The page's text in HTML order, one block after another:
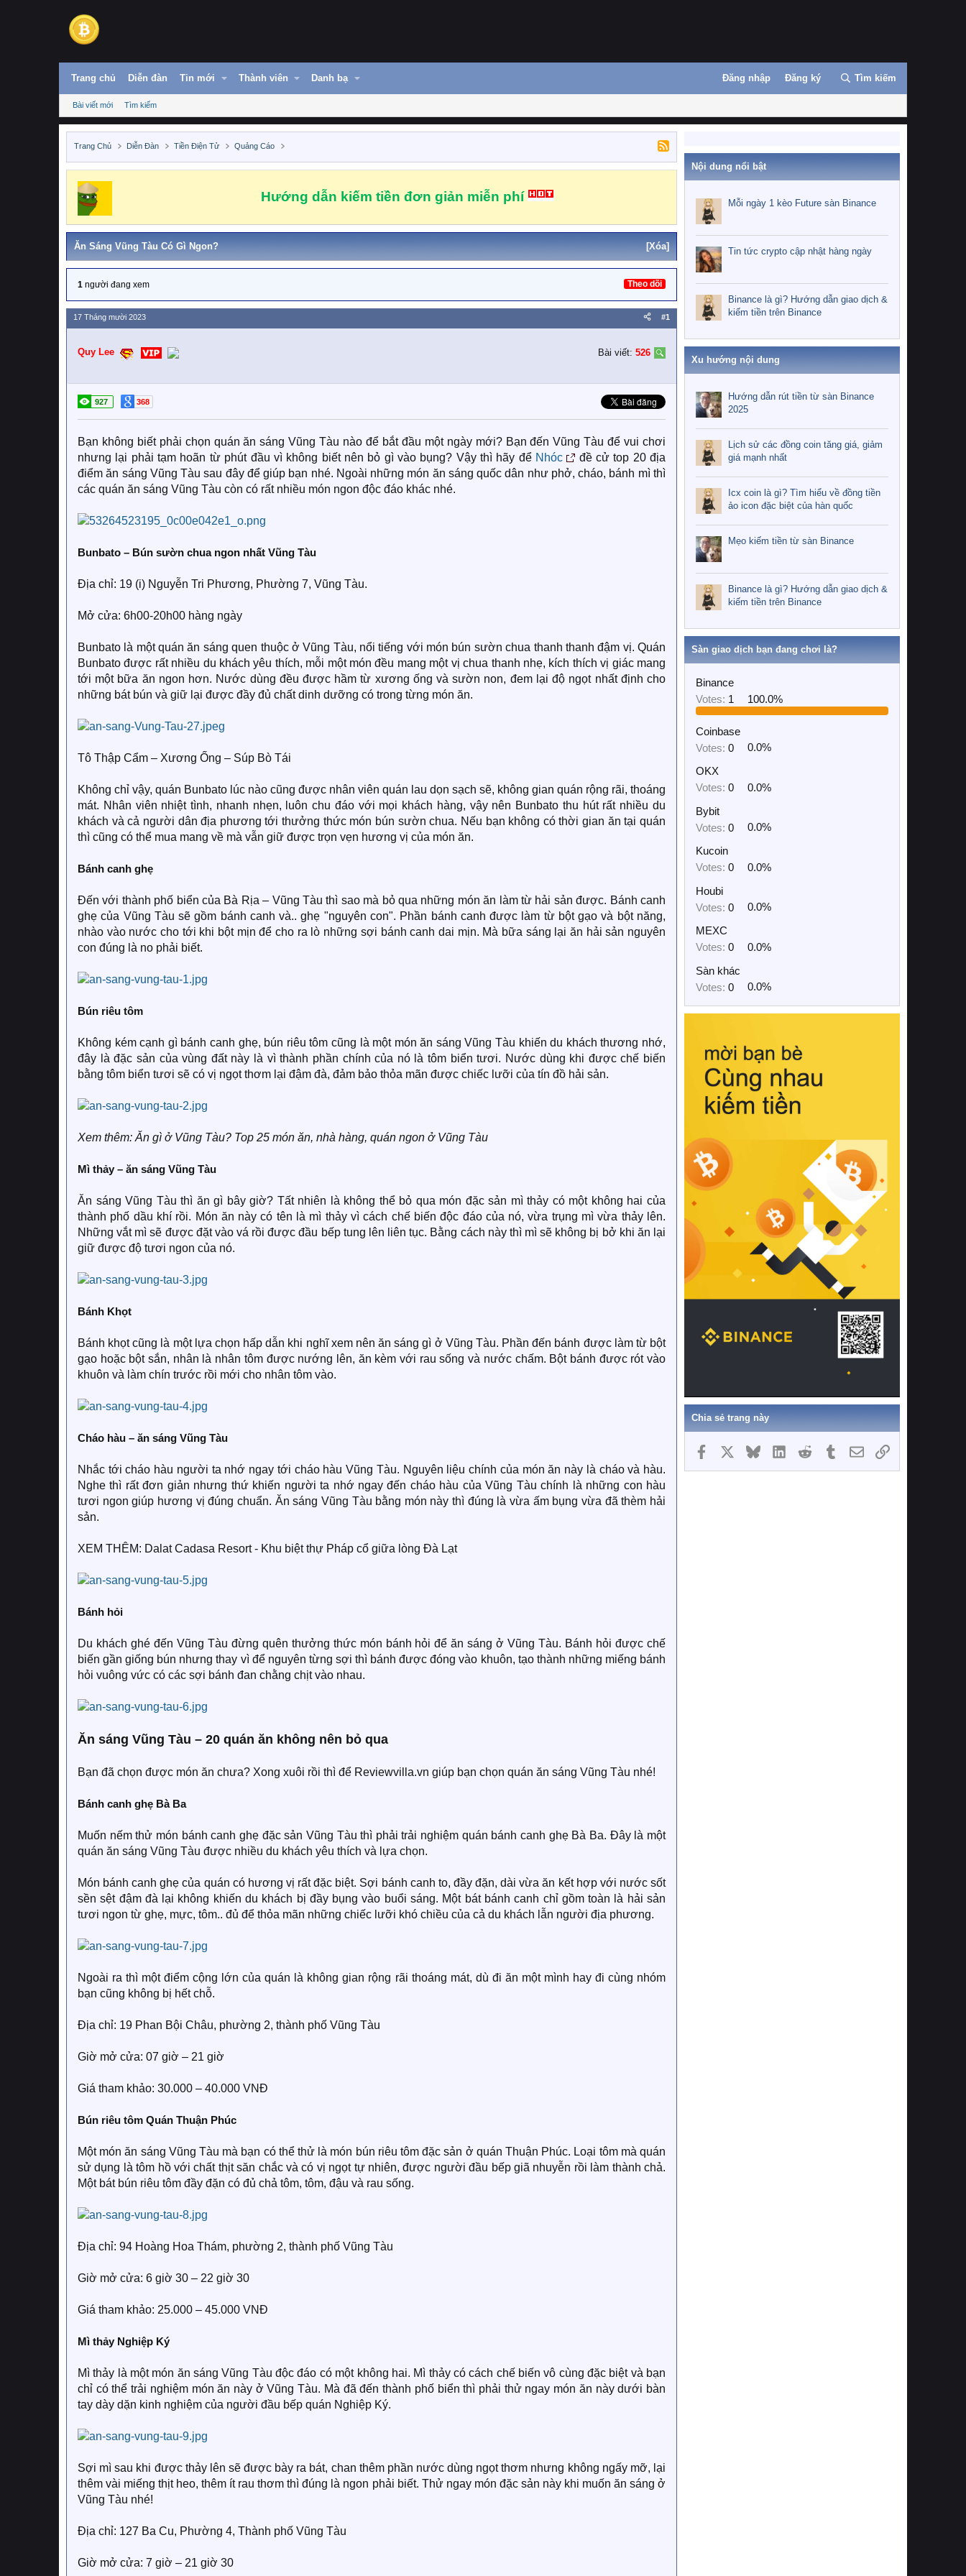
Trang chủ Diễn đàn Tin mới Thành viên Danh bạ Đăng nhập Đăng ký Tìm kiếm
Bài viết mới Tìm kiếm
Trang Chủ Diễn Đàn Tiền Điện Tử Quảng Cáo
Hướng dẫn kiếm tiền đơn giản miễn phí
Ăn Sáng Vũng Tàu Có Gì Ngon? [Xóa]
1 người đang xem Theo dõi
17 Tháng mười 2023 #1
Quy Lee Bài viết: 526
927 368
Bạn không biết phải chọn quán ăn sáng Vũng Tàu nào để bắt đầu một ngày mới? Bạn đến Vũng Tàu để vui chơi
nhưng lại phải tạm hoãn từ phút đầu vì không biết nên bỏ gì vào bụng? Vậy thì hãy để Nhóc
đề cử top 20 địa
điểm ăn sáng Vũng Tàu sau đây để giúp bạn nhé. Ngoài những món ăn sáng quốc dân như phở, cháo, bánh mì thì
các quán ăn sáng Vũng Tàu còn có rất nhiều món ngon độc đáo khác nhé.
Bunbato – Bún sườn chua ngon nhất Vũng Tàu
Địa chỉ: 19 (i) Nguyễn Tri Phương, Phường 7, Vũng Tàu.
Mở cửa: 6h00-20h00 hàng ngày
Bunbato là một quán ăn sáng quen thuộc ở Vũng Tàu, nổi tiếng với món bún sườn chua thanh thanh đậm vị. Quán
Bunbato được rất nhiều du khách yêu thích, mỗi một món đều mang một vị chua thanh nhẹ, kích thích vị giác mang
tới một bữa ăn ngon hơn. Nước dùng đều được hầm từ xương ống và sườn non, đem lại độ ngọt nhất định cho
những bát bún và giữ lại được đầy đủ chất dinh dưỡng có trong từng món ăn.
Tô Thập Cẩm – Xương Ống – Súp Bò Tái
Không chỉ vậy, quán Bunbato lúc nào cũng được nhân viên quán lau dọn sạch sẽ, không gian quán rộng rãi, thoáng
mát. Nhân viên nhiệt tình, nhanh nhẹn, luôn chu đáo với mọi khách hàng, vậy nên Bunbato thu hút rất nhiều du
khách và cả người dân địa phương tới thưởng thức món bún sườn chua. Nếu bạn không có thời gian ăn tại quán
thì cũng có thể mua mang về mà vẫn giữ được trọn vẹn hương vị của món ăn.
Bánh canh ghẹ
Đến với thành phố biển của Bà Rịa – Vũng Tàu thì sao mà bỏ qua những món ăn làm từ hải sản được. Bánh canh
ghẹ của Vũng Tàu sẽ gồm bánh canh và.. ghẹ "nguyên con". Phần bánh canh được làm từ bột gạo và bột năng,
nhào vào nước cho tới khi bột mịn để cho ra lò những sợi bánh canh dai mịn. Mà bữa sáng lại ăn hải sản nguyên
con đúng là no phải biết.
Bún riêu tôm
Không kém cạnh gì bánh canh ghẹ, bún riêu tôm cũng là một món ăn sáng Vũng Tàu khiến du khách thương nhớ,
đây là đặc sản của vùng đất này là vì thành phần chính của nó là tôm biển tươi. Nước dùng khi được chế biến
bằng tôm biển tươi sẽ có vị ngọt thơm lại đậm đà, đảm bảo thỏa mãn được chiếc lưỡi của tín đồ hải sản.
Xem thêm: Ăn gì ở Vũng Tàu? Top 25 món ăn, nhà hàng, quán ngon ở Vũng Tàu
Mì thảy – ăn sáng Vũng Tàu
Ăn sáng Vũng Tàu thì ăn gì bây giờ? Tất nhiên là không thể bỏ qua món đặc sản mì thảy có một không hai của
thành phố dầu khí rồi. Món ăn này có tên là mì thảy vì cách chế biến độc đáo của nó, vừa trụng mì vừa thảy lên.
Những vắt mì sẽ được đặt vào vá rồi được đầu bếp tung lên liên tục. Bằng cách này thì mì sẽ không bị bở khi ăn lại
giữ được độ tươi ngon của nó.
Bánh Khọt
Bánh khọt cũng là một lựa chọn hấp dẫn khi nghĩ xem nên ăn sáng gì ở Vũng Tàu. Phần đến bánh được làm từ bột
gạo hoặc bột sắn, nhân là nhân tôm được nướng lên, ăn kèm với rau sống và nước chấm. Bột bánh được rót vào
khuôn và làm chín trước rồi mới cho nhân tôm vào.
Cháo hàu – ăn sáng Vũng Tàu
Nhắc tới cháo hàu người ta nhớ ngay tới cháo hàu Vũng Tàu. Nguyên liệu chính của món ăn này là cháo và hàu.
Nghe thì rất đơn giản nhưng thứ khiến người ta nhớ ngay đến cháo hàu của Vũng Tàu chính là những con hàu
tươi ngon giúp hương vị đúng chuẩn. Ăn sáng Vũng Tàu bằng món này thì đúng là vừa ấm bụng vừa đã thèm hải
sản.
XEM THÊM: Dalat Cadasa Resort - Khu biệt thự Pháp cổ giữa lòng Đà Lạt
Bánh hỏi
Du khách ghé đến Vũng Tàu đừng quên thưởng thức món bánh hỏi để ăn sáng ở Vũng Tàu. Bánh hỏi được chế
biến gần giống bún nhưng thay vì để nguyên từng sợi thì bánh được đóng vào khuôn, tạo thành những miếng bánh
hỏi vuông vức có các sợi bánh đan chằng chịt vào nhau.
Ăn sáng Vũng Tàu – 20 quán ăn không nên bỏ qua
Bạn đã chọn được món ăn chưa? Xong xuôi rồi thì để Reviewvilla.vn giúp bạn chọn quán ăn sáng Vũng Tàu nhé!
Bánh canh ghẹ Bà Ba
Muốn nếm thử món bánh canh ghẹ đặc sản Vũng Tàu thì phải trải nghiệm quán bánh canh ghẹ Bà Ba. Đây là một
quán ăn sáng Vũng Tàu được nhiều du khách yêu thích và lựa chọn.
Món bánh canh ghẹ của quán có hương vị rất đặc biệt. Sợi bánh canh to, đầy đặn, dài vừa ăn kết hợp với nước sốt
sền sệt đậm đà lại không khiến du khách bị đầy bụng vào buổi sáng. Một bát bánh canh chỉ gồm toàn là hải sản
tươi ngon từ ghẹ, mực, tôm.. đủ để thỏa mãn những chiếc lưỡi khó chiều của cả du khách lẫn người địa phương.
Ngoài ra thì một điểm cộng lớn của quán là không gian rộng rãi thoáng mát, dù đi ăn một mình hay đi cùng nhóm
bạn cũng không bị hết chỗ.
Địa chỉ: 19 Phan Bội Châu, phường 2, thành phố Vũng Tàu
Giờ mở cửa: 07 giờ – 21 giờ
Giá tham khảo: 30.000 – 40.000 VNĐ
Bún riêu tôm Quán Thuận Phúc
Một món ăn sáng Vũng Tàu mà bạn có thể thử là món bún riêu tôm đặc sản ở quán Thuận Phúc. Loại tôm mà quán
sử dụng là tôm hồ với chất thịt săn chắc và có vị ngọt tự nhiên, được người đầu bếp giã nhuyễn rồi làm thành chả.
Một bát bún riêu tôm đầy đặn có đủ chả tôm, tôm, đậu và rau sống.
Địa chỉ: 94 Hoàng Hoa Thám, phường 2, thành phố Vũng Tàu
Giờ mở cửa: 6 giờ 30 – 22 giờ 30
Giá tham khảo: 25.000 – 45.000 VNĐ
Mì thảy Nghiệp Ký
Mì thảy là một món ăn sáng Vũng Tàu độc đáo có một không hai. Mì thảy có cách chế biến vô cùng đặc biệt và bạn
chỉ có thể trải nghiệm món ăn này ở Vũng Tàu. Mà đã đến thành phố biển thì phải thử ngay món ăn này dưới bàn
tay dày dặn kinh nghiệm của người đầu bếp quán Nghiệp Ký.
Sợi mì sau khi được thảy lên sẽ được bày ra bát, chan thêm phần nước dùng ngọt thơm nhưng không ngấy mỡ, lại
thêm vài miếng thịt heo, thêm ít rau thơm thì đúng là ngon phải biết. Thử ngay món đặc sản này khi muốn ăn sáng ở
Vũng Tàu nhé!
Địa chỉ: 127 Ba Cu, Phường 4, Thành phố Vũng Tàu
Giờ mở cửa: 7 giờ – 21 giờ 30
Nội dung nổi bật
Mỗi ngày 1 kèo Future sàn Binance
Tin tức crypto cập nhật hàng ngày
Binance là gì? Hướng dẫn giao dịch &
kiếm tiền trên Binance
Xu hướng nội dung
Hướng dẫn rút tiền từ sàn Binance
2025
Lịch sử các đồng coin tăng giá, giảm
giá mạnh nhất
Icx coin là gì? Tìm hiểu về đồng tiền
ảo icon đặc biệt của hàn quốc
Mẹo kiếm tiền từ sàn Binance
Binance là gì? Hướng dẫn giao dịch &
kiếm tiền trên Binance
Sàn giao dịch bạn đang chơi là?
Binance
Votes: 1 100.0%
Coinbase
Votes: 0
0.0%
OKX
Votes: 0
0.0%
Bybit
Votes: 0
0.0%
Kucoin
Votes: 0
0.0%
Houbi
Votes: 0
0.0%
MEXC
Votes: 0
0.0%
Sàn khác
Votes: 0 0.0%
Chia sẻ trang này
Facebook BlueskyLinkedInReddit TumblrEmailLink